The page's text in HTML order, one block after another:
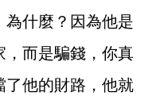
為什麼？因為他是
，而是騙錢，你真
了他的財路，他就